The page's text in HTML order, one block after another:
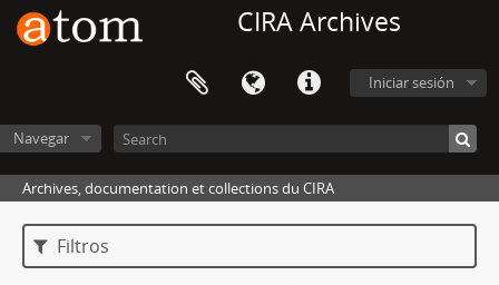
CIRA Archives
Iniciar sesión
Navegar
Archives, documentation et collections du CIRA
Filtros